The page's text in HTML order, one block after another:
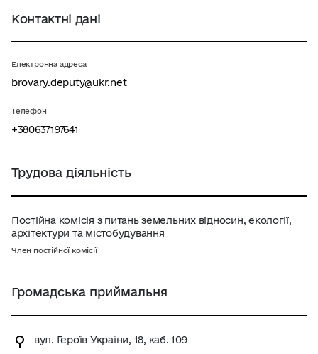
Контактні дані
Електронна адреса
brovary.deputy@ukr.net
Телефон
+380637197641
Трудова діяльність
Постійна комісія з питань земельних відносин, екології,
архітектури та містобудування
Член постійної комісії
Громадська приймальня
вул. Героїв України, 18, каб. 109